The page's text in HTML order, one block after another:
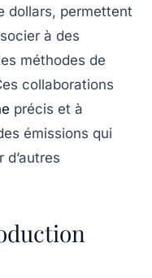
dollars, permettent
à des
méthodes de
collaborations
précis et à
émissions qui